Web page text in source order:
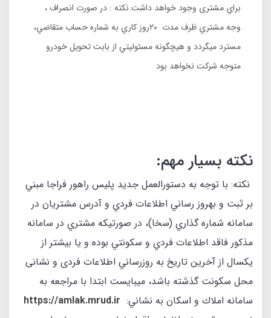
براي مشتری وجود خواهد داشت.نكته : در صورت انصراف ،
وجه مشتري ظرف مدت ٢٠روز كاري به شماره حساب متقاضي،
مسترد ميگردد و هيچگونه مسئوليتي از بابت تحويل خودرو
متوجه شركت نخواهد بود
نكته بسیار مهم:
نكته: با توجه به دستورالعمل جديد پليس راهور فراجا مبني
بر ثبت و بهروز رساني اطلاعات فردي و آدرس مشتريان در
سامانه شماره گذاري (سخا)، در صورتيكه مشتري در سامانه
مذكور فاقد اطلاعات فردي و سكونتي بوده و يا بيشتر از
يكسال از آخرين تاريخ به روزرساني اطلاعات فردی و نشانی
محل سكونت گذشته باشد، میبایست ابتدا با مراجعه به
سامانه املاك و اسكان به نشاني: https://amlak.mrud.ir